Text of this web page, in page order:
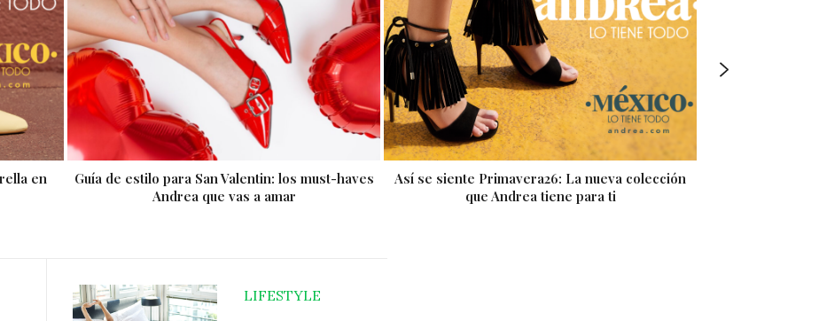
en
Guía de estilo para San Valentin: los must-haves
Andrea que vas a amar
Así se siente Primavera26: La nueva colección
que Andrea tiene para ti
LIFESTYLE